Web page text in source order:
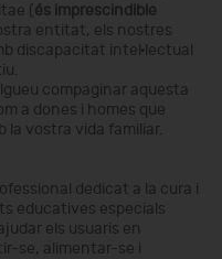
(és imprescindible
entitat, els nostres
discapacitat intel·lectual
compaginar aquesta
a dones i homes que
la vostra vida familiar.
dedicat a la cura i
educatives especials
els usuaris en
se, alimentar-se i